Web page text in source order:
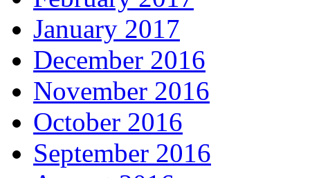
January 2017
December 2016
November 2016
October 2016
September 2016